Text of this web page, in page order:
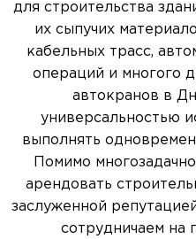
для строительства
их сыпучих
кабельных трасс,
операций и многого
автокранов в
универсальностью
выполнять
Помимо
арендовать
заслуженной
сотрудничаем на